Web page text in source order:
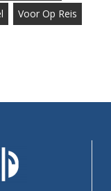
Voor Op Reis